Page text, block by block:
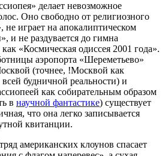
делает невозможное
Оно свободно от религиозного
не играет на апокалиптическом
и не раздувается до гимна
«Космическая одиссея 2001 года».
аэропорта «Шереметьево»
(точнее, !Москвой как
будничной реальности) и
как собирательным образом
в научной фантастике) существует
что она легко записывается
квитанции.
американских клоунов спасает